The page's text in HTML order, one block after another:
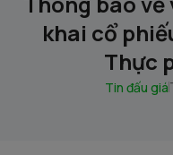
khai cổ
Thực
Tin đấu giá